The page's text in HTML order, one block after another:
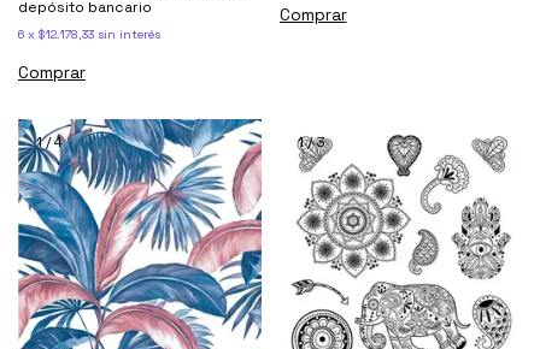
depósito bancario
6 x $12.178,33 sin interés
1/4 1/3